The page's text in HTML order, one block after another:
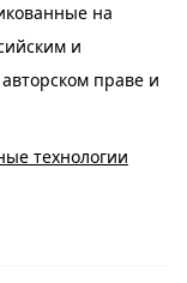
на
и
праве и
технологии